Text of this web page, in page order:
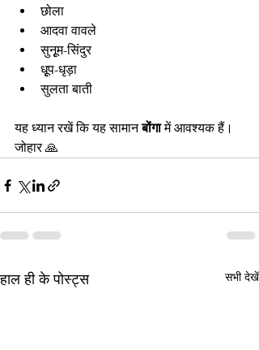
छोला
आदवा वावले
सुनृूम-सिंदुर
धृूप-धृड़ा
सुलता बाती
यह ध्यान रखें कि यह सामान बोंगा में आवश्यक हैं।
जोहार 🙏
हाल ही के पोस्ट्स सभी देखें